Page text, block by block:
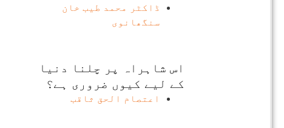
ڈاکٹر محمد طیب خان
سنگھانوی
اس شاہراہ پر چلنا دنیا
کے لیے کیوں ضروری ہے؟
اعتصام الحق ثاقب